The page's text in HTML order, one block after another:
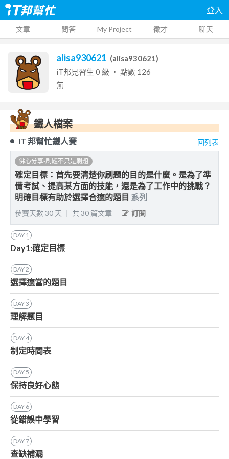
登入
文章 問答 My Project 徵才 聊天
alisa930621 (alisa930621)
iT邦見習生 0 級 ‧ 點數 126
無
鐵人檔案
iT 邦幫忙鐵人賽 回列表
佛心分享-刷題不只是刷題
確定目標：首先要清楚你刷題的目的是什麼。是為了準
備考試、提高某方面的技能，還是為了工作中的挑戰？
明確目標有助於選擇合適的題目 系列
參賽天數30 天 共30 篇文章 訂閱
DAY 1
Day1:確定目標
DAY2
選擇適當的題目
DAY3
理解题目
DAY4
制定時間表
DAY5
保持良好心態
DAY 6
從錯誤中學習
DAY7
查缺補漏